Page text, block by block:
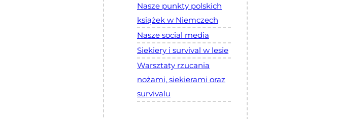
Nasze punkty polskich
książek w Niemczech
Nasze social media
Siekiery i survival w lesie
Warsztaty rzucania
nożami, siekierami oraz
survivalu